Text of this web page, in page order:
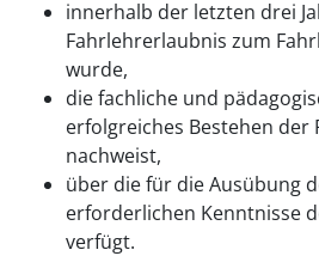
innerhalb der letzten drei
Fahrlehrerlaubnis zum
wurde,
die fachliche und
erfolgreiches Bestehen
nachweist,
über die für die Ausübung
erforderlichen Kenntnisse
verfügt.